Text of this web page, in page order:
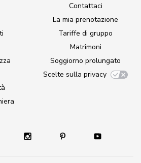
Contattaci
La mia prenotazione
Tariffe di gruppo
Matrimoni
Soggiorno prolungato
Scelte sulla privacy